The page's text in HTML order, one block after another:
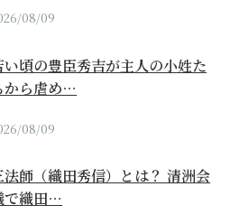
08/09
い頃の豊臣秀吉が主人の小姓た
から虐め…
08/09
法師（織田秀信）とは？ 清洲会
で織田…